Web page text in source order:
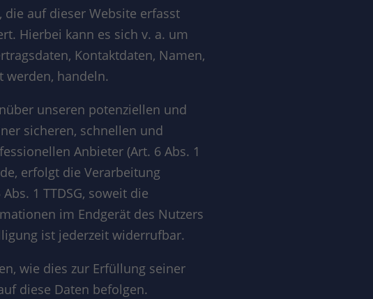
die auf dieser Website erfasst
Hierbei kann es sich v. a. um
Kontaktdaten, Namen,
werden, handeln.
unseren potenziellen und
sicheren, schnellen und
Anbieter (Art. 6 Abs. 1
erfolgt die Verarbeitung
1 TTDSG, soweit die
im Endgerät des Nutzers
ist jederzeit widerrufbar.
wie dies zur Erfüllung seiner
diese Daten befolgen.